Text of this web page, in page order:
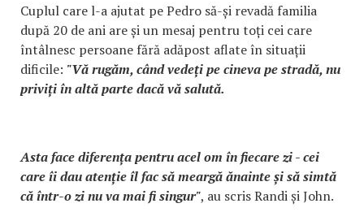
Cuplul care l-a ajutat pe Pedro să-și revadă familia
după 20 de ani are și un mesaj pentru toți cei care
întâlnesc persoane fără adăpost aflate în situații
dificile: "Vă rugăm, când vedeți pe cineva pe stradă, nu
priviți în altă parte dacă vă salută.
Asta face diferența pentru acel om în fiecare zi - cei
care îi dau atenție îl fac să meargă ănainte și să simtă
că într-o zi nu va mai fi singur", au scris Randi și John.